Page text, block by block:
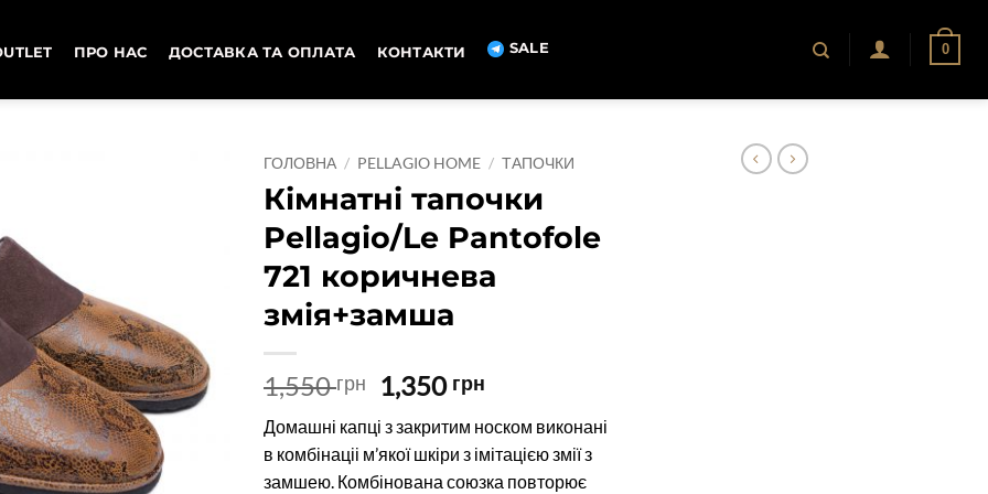
ПРО НАС ДОСТАВКА ТА ОПЛАТА КОНТАКТИ SALE 0
ГОЛОВНА / PELLAGIO HOME / ТАПОЧКИ
Кімнатні тапочки
Pellagio/Le Pantofole
721 коричнева
змія+замша
1,550грн
Оригінальна
ціна:
1,550 грн.
1,350 грн
1,350 грн.
Домашні капці з закритим носком виконані
в комбінаціі м’якої шкіри з імітацією змії з
замшею. Комбінована союзка повторює